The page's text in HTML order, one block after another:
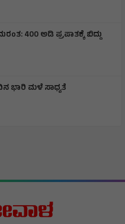
400 ಅಡಿ ಪ್ರಪಾತಕ್ಕೆ ಬಿದ್ದು
ಭಾರಿ ಮಳೆ ಸಾಧ್ಯತೆ